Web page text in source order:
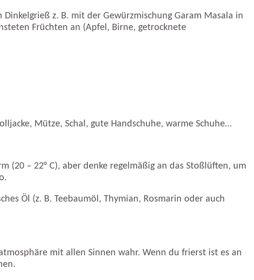
z. B. mit der Gewürzmischung Garam Masala in
Früchten an (Apfel, Birne, getrocknete
Mütze, Schal, gute Handschuhe, warme Schuhe…
(20 – 22° C), aber denke regelmäßig an das Stoßlüften, um
Öl (z. B. Teebaumöl, Thymian, Rosmarin oder auch
mit allen Sinnen wahr. Wenn du frierst ist es an